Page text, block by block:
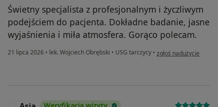
Świetny specjalista z profesjonalnym i życzliwym
podejściem do pacjenta. Dokładne badanie, jasne
wyjaśnienia i miła atmosfera. Gorąco polecam.
21 lipca 2026 • lek. Wojciech Obrębski • USG tarczycy • w opinii użytkownika
zgłoś nadużycie